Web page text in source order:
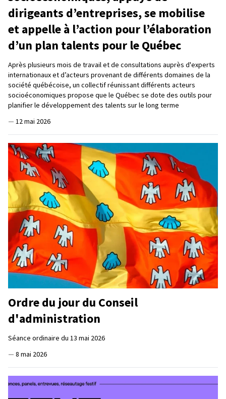
dirigeants d’entreprises, se mobilise
et appelle à l’action pour l’élaboration
d’un plan talents pour le Québec
Après plusieurs mois de travail et de consultations auprès d'experts
internationaux et d’acteurs provenant de différents domaines de la
société québécoise, un collectif réunissant différents acteurs
socioéconomiques propose que le Québec se dote des outils pour
planifier le développement des talents sur le long terme
— 12 mai 2026
Ordre du jour du Conseil
d'administration
Séance ordinaire du 13 mai 2026
— 8 mai 2026